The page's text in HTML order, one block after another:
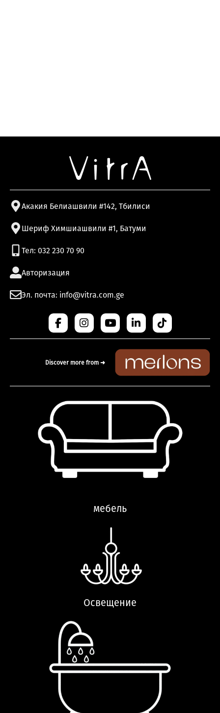
Акакия Белиашвили #142, Тбилиси
Шериф Химшиашвили #1, Батуми
Тел: 032 230 70 90
Авторизация
Эл. почта: info@vitra.com.ge
Discover more from ➜
мебель
Освещение